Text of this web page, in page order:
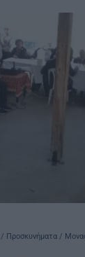
Προσκυνήματα /